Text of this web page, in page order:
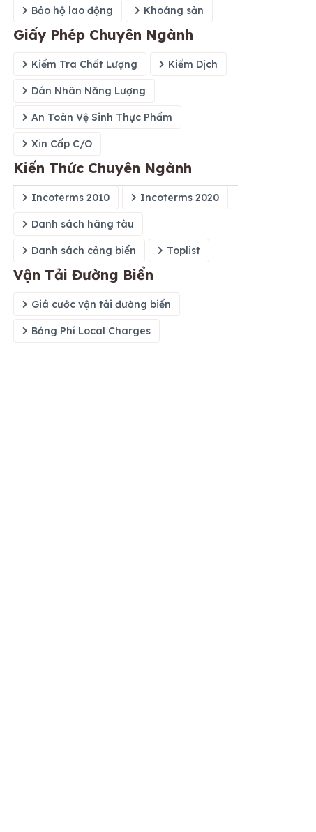
Bảo hộ lao động Khoáng sản
Giấy Phép Chuyên Ngành
Kiểm Tra Chất Lượng Kiểm Dịch
Dán Nhãn Năng Lượng
An Toàn Vệ Sinh Thực Phẩm
Xin Cấp C/O
Kiến Thức Chuyên Ngành
Incoterms 2010 Incoterms 2020
Danh sách hãng tàu
Danh sách cảng biển Toplist
Vận Tải Đường Biển
Giá cước vận tải đường biển
Bảng Phí Local Charges